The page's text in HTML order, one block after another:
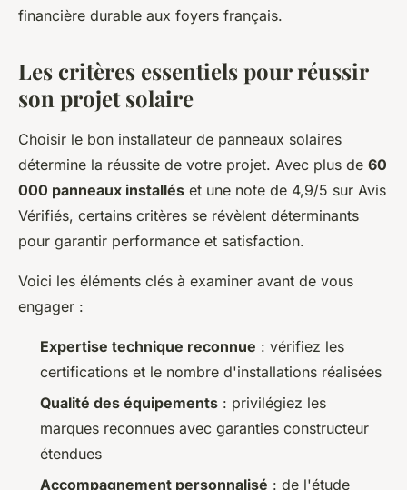
financière durable aux foyers français.
Les critères essentiels pour réussir
son projet solaire
Choisir le bon installateur de panneaux solaires
détermine la réussite de votre projet. Avec plus de 60
000 panneaux installés et une note de 4,9/5 sur Avis
Vérifiés, certains critères se révèlent déterminants
pour garantir performance et satisfaction.
Voici les éléments clés à examiner avant de vous
engager :
Expertise technique reconnue : vérifiez les
certifications et le nombre d'installations réalisées
Qualité des équipements : privilégiez les
marques reconnues avec garanties constructeur
étendues
Accompagnement personnalisé : de l'étude